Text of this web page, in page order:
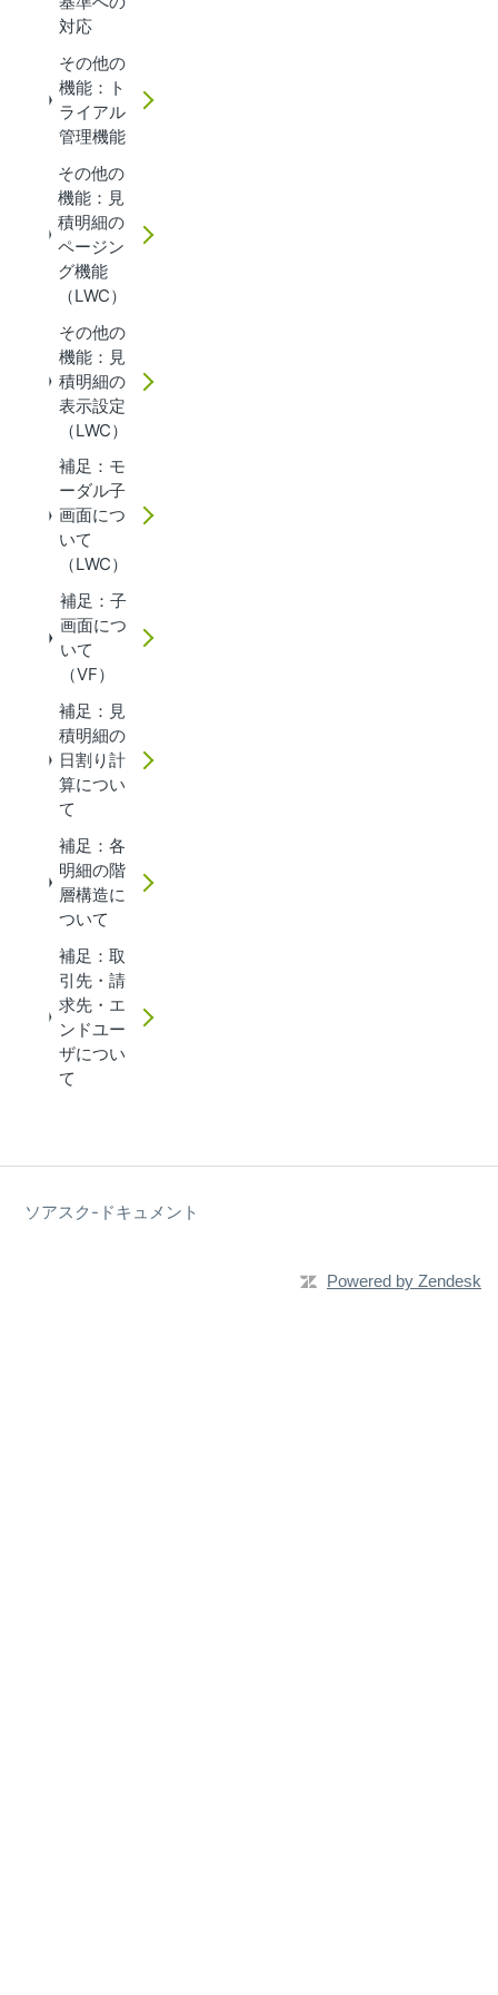
対応
その他の
機能：ト
ライアル
管理機能
その他の
機能：見
積明細の
ページン
グ機能
（LWC）
その他の
機能：見
積明細の
表示設定
（LWC）
補足：モ
ーダル子
画面につ
いて
（LWC）
補足：子
画面につ
いて
（VF）
補足：見
積明細の
日割り計
算につい
て
補足：各
明細の階
層構造に
ついて
補足：取
引先・請
求先・エ
ンドユー
ザについ
て
ソアスク-ドキュメント
Powered by Zendesk